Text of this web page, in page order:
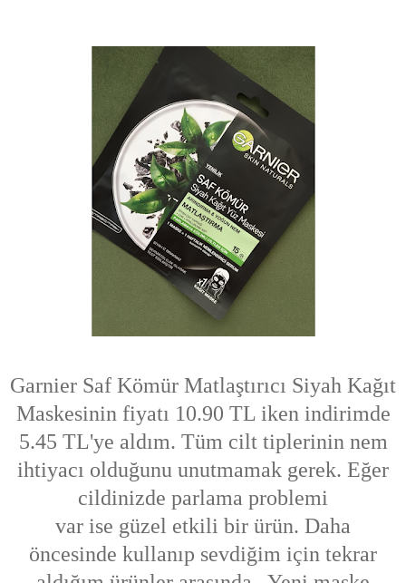
Garnier Saf Kömür Matlaştırıcı Siyah Kağıt
Maskesinin fiyatı 10.90 TL iken indirimde
5.45 TL'ye aldım. Tüm cilt tiplerinin nem
ihtiyacı olduğunu unutmamak gerek. Eğer
cildinizde parlama problemi
var ise güzel etkili bir ürün. Daha
öncesinde kullanıp sevdiğim için tekrar